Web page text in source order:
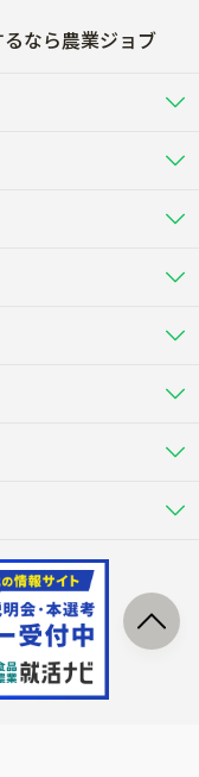
なら農業ジョブ
・アルバイト・パート
産
物の畜産業（羊、ウズラな
ハウスで多様な野菜の生産
された工場で野菜の生産管
社
農産品の物流・卸し・輸出
殖
採捕・養殖、または水産加
（獣医師･人工授精師･
OK
幹部採用
100日以上
可能